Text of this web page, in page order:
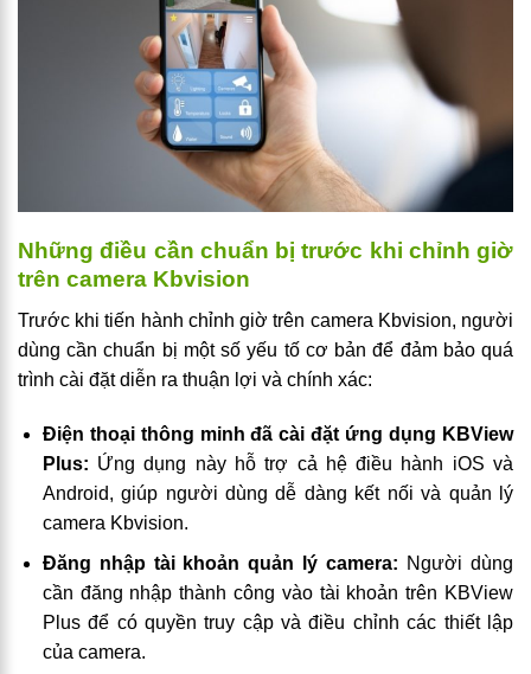
Những điều cần chuẩn bị trước khi chỉnh giờ
trên camera Kbvision​
Trước khi tiến hành chỉnh giờ trên camera Kbvision, người
dùng cần chuẩn bị một số yếu tố cơ bản để đảm bảo quá
trình cài đặt diễn ra thuận lợi và chính xác:
Điện thoại thông minh đã cài đặt ứng dụng KBView
Plus: Ứng dụng này hỗ trợ cả hệ điều hành iOS và
Android, giúp người dùng dễ dàng kết nối và quản lý
camera Kbvision.
Đăng nhập tài khoản quản lý camera: Người dùng
cần đăng nhập thành công vào tài khoản trên KBView
Plus để có quyền truy cập và điều chỉnh các thiết lập
của camera.